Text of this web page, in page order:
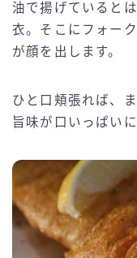
油で揚げていると
衣。そこにフォー
が顔を出します。
ひと口頬張れば、
旨味が口いっぱい